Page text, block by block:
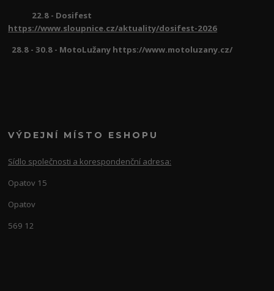
22.8 - Dosifest
https://www.sloupnice.cz/aktuality/dosifest-2026
28.8 - 30.8 - MotoLužany https://www.motoluzany.cz/
VÝDEJNÍ MÍSTO ESHOPU
Sídlo společnosti a korespondenční adresa:
Opatov 15
Opatov
569 12